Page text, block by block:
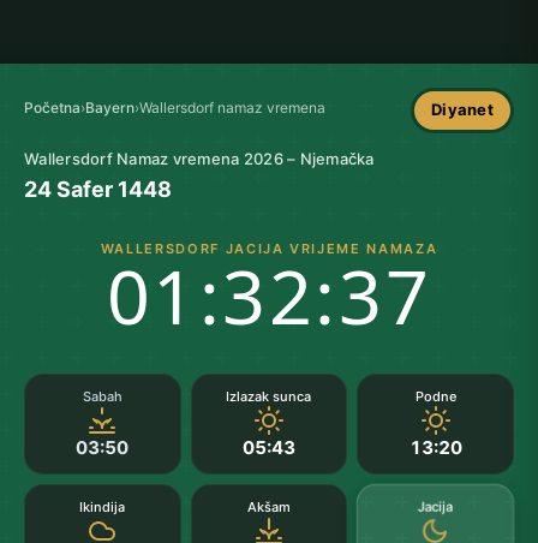
Početna›Bayern›Wallersdorf namaz vremena Diyanet
Wallersdorf Namaz vremena 2026 – Njemačka
24 Safer 1448
WALLERSDORF JACIJA VRIJEME NAMAZA
01:32:36
Sabah
03:50
Izlazak sunca
05:43
Podne
13:20
Ikindija Akšam Jacija